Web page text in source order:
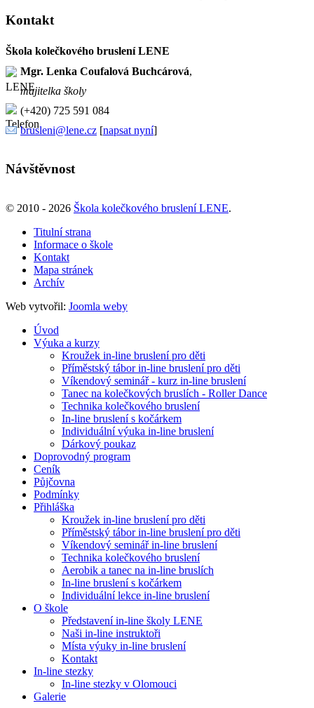
Kontakt
Škola kolečkového bruslení LENE
Mgr. Lenka Coufalová Buchcárová,
majitelka školy
(+420) 725 591 084
brusleni@lene.cz [napsat nyní]
Návštěvnost
© 2010 - 2026 Škola kolečkového bruslení LENE.
Titulní strana
Informace o škole
Kontakt
Mapa stránek
Archív
Web vytvořil: Joomla weby
Úvod
Výuka a kurzy
Kroužek in-line bruslení pro děti
Příměstský tábor in-line bruslení pro děti
Víkendový seminář - kurz in-line bruslení
Tanec na kolečkových bruslích - Roller Dance
Technika kolečkového bruslení
In-line bruslení s kočárkem
Individuální výuka in-line bruslení
Dárkový poukaz
Doprovodný program
Ceník
Půjčovna
Podmínky
Přihláška
Kroužek in-line bruslení pro děti
Příměstský tábor in-line bruslení pro děti
Víkendový seminář in-line bruslení
Technika kolečkového bruslení
Aerobik a tanec na in-line bruslích
In-line bruslení s kočárkem
Individuální lekce in-line bruslení
O škole
Představení in-line školy LENE
Naši in-line instruktoři
Místa výuky in-line bruslení
Kontakt
In-line stezky
In-line stezky v Olomouci
Galerie